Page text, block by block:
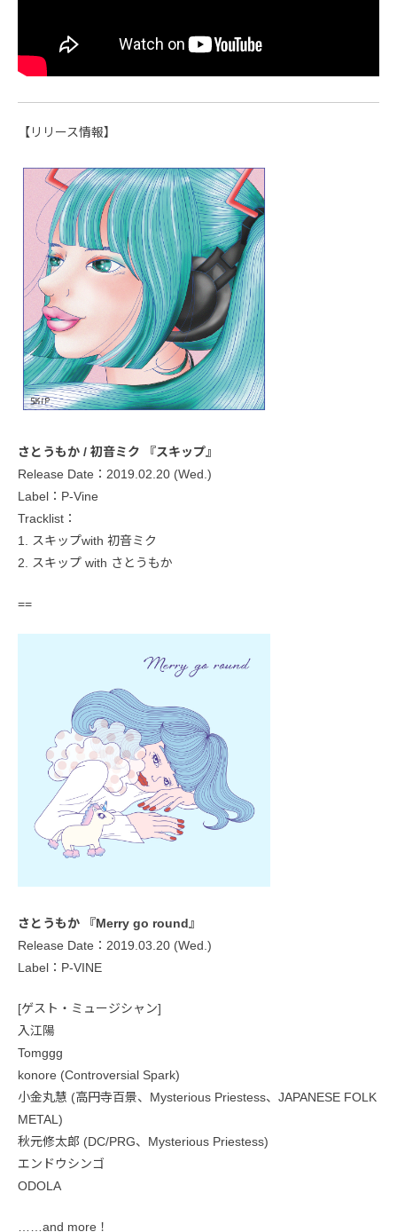
【リリース情報】
さとうもか / 初音ミク 『スキップ』
Release Date：2019.02.20 (Wed.)
Label：P-Vine
Tracklist：
1. スキップwith 初音ミク
2. スキップ with さとうもか
==
さとうもか 『Merry go round』
Release Date：2019.03.20 (Wed.)
Label：P-VINE
[ゲスト・ミュージシャン]
入江陽
Tomggg
konore (Controversial Spark)
小金丸慧 (高円寺百景、Mysterious Priestess、JAPANESE FOLK
METAL)
秋元修太郎 (DC/PRG、Mysterious Priestess)
エンドウシンゴ
ODOLA
……and more！